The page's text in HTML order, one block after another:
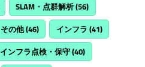
SLAM・点群解析(56)
その他(46) インフラ (41)
インフラ点検・保守(40)